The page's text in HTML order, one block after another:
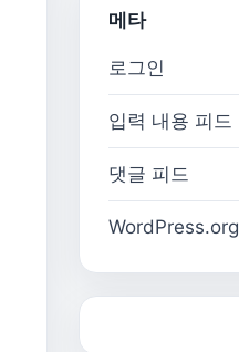
메타
로그인
입력 내용 피드
댓글 피드
WordPress.org